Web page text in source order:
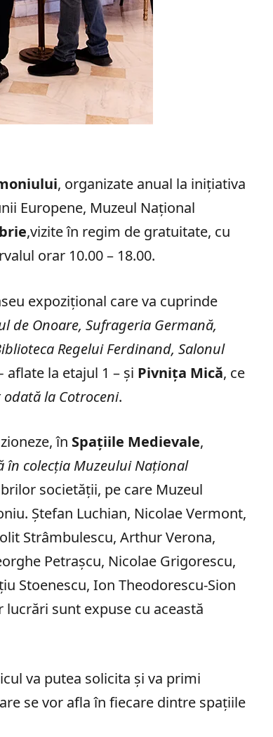
, organizate anual la inițiativa
Europene, Muzeul Național
,vizite în regim de gratuitate, cu
orar 10.00 – 18.00.
expozițional care va cuprinde
de Onoare, Sufrageria Germană,
Regelui Ferdinand, Salonul
aflate la etajul 1 – și Pivnița Mică, ce
odată la Cotroceni.
în Spațiile Medievale,
în colecția Muzeului Național
societății, pe care Muzeul
Ștefan Luchian, Nicolae Vermont,
Strâmbulescu, Arthur Verona,
Petrașcu, Nicolae Grigorescu,
Stoenescu, Ion Theodorescu-Sion
sunt expuse cu această
va putea solicita și va primi
se vor afla în fiecare dintre spațiile